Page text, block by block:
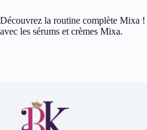
Découvrez la routine complète Mixa
avec les sérums et crèmes Mixa.